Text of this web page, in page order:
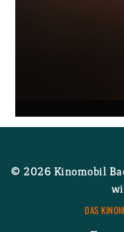
© 2026 Ki­no­mo­bil
DAS